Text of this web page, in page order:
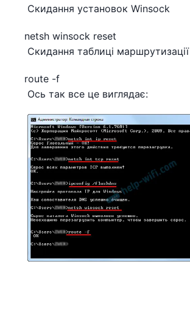
Скидання установок Winsock
netsh winsock reset
Скидання таблиці маршрутизації
route -f
Ось так все це виглядає: